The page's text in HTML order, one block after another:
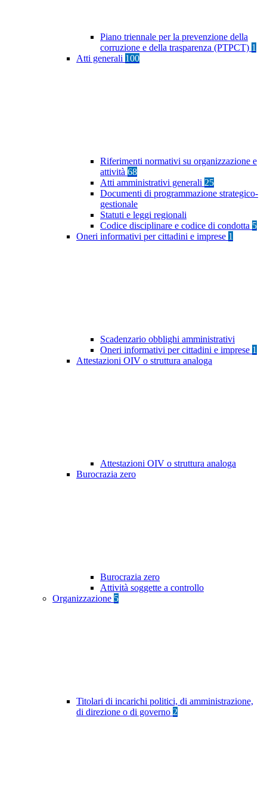
Piano triennale per la prevenzione della
corruzione e della trasparenza (PTPCT) 1
Atti generali 100
Riferimenti normativi su organizzazione e
attività 68
Atti amministrativi generali 25
Documenti di programmazione strategico-
gestionale
Statuti e leggi regionali
Codice disciplinare e codice di condotta 5
Oneri informativi per cittadini e imprese 1
Scadenzario obblighi amministrativi
Oneri informativi per cittadini e imprese 1
Attestazioni OIV o struttura analoga
Attestazioni OIV o struttura analoga
Burocrazia zero
Burocrazia zero
Attività soggette a controllo
Organizzazione 5
Titolari di incarichi politici, di amministrazione,
di direzione o di governo 2